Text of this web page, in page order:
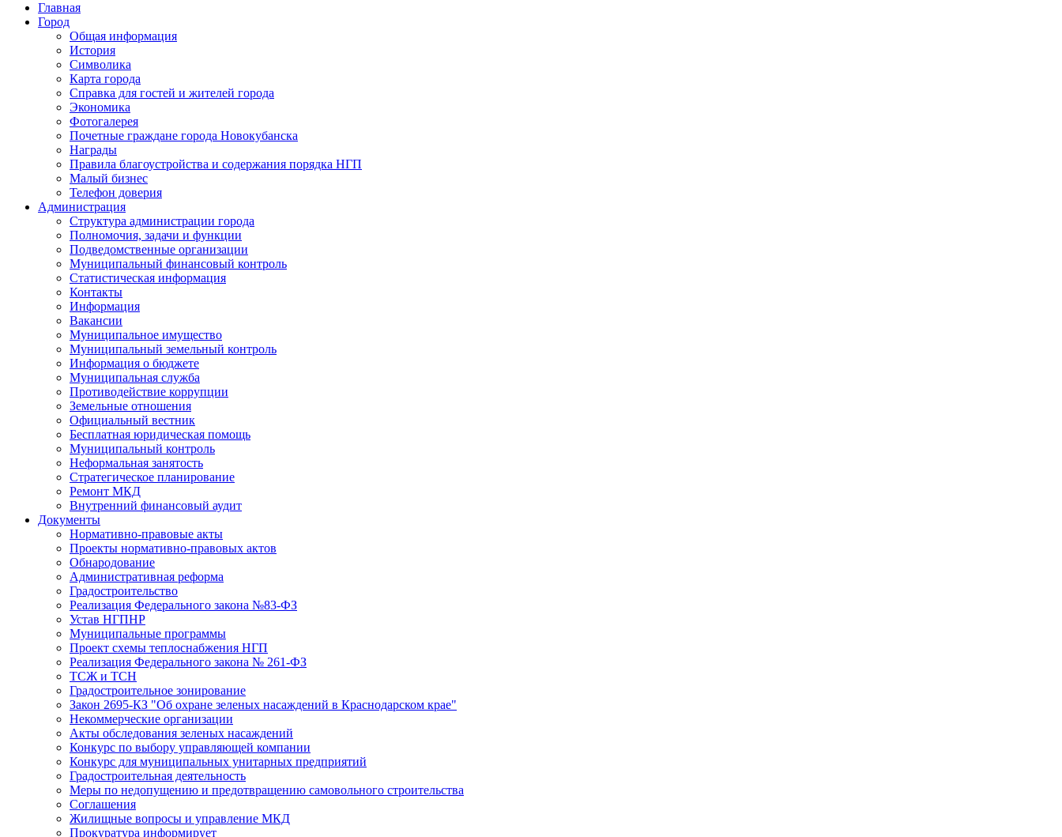
Главная
Город
Общая информация
История
Символика
Карта города
Справка для гостей и жителей города
Экономика
Фотогалерея
Почетные граждане города Новокубанска
Награды
Правила благоустройства и содержания порядка НГП
Малый бизнес
Телефон доверия
Администрация
Структура администрации города
Полномочия, задачи и функции
Подведомственные организации
Муниципальный финансовый контроль
Статистическая информация
Контакты
Информация
Вакансии
Муниципальное имущество
Муниципальный земельный контроль
Информация о бюджете
Муниципальная служба
Противодействие коррупции
Земельные отношения
Официальный вестник
Бесплатная юридическая помощь
Муниципальный контроль
Неформальная занятость
Стратегическое планирование
Ремонт МКД
Внутренний финансовый аудит
Документы
Нормативно-правовые акты
Проекты нормативно-правовых актов
Обнародование
Административная реформа
Градостроительство
Реализация Федерального закона №83-ФЗ
Устав НГПНР
Муниципальные программы
Проект схемы теплоснабжения НГП
Реализация Федерального закона № 261-ФЗ
ТСЖ и ТСН
Градостроительное зонирование
Закон 2695-КЗ "Об охране зеленых насаждений в Краснодарском крае"
Некоммерческие организации
Акты обследования зеленых насаждений
Конкурс по выбору управляющей компании
Конкурс для муниципальных унитарных предприятий
Градостроительная деятельность
Меры по недопущению и предотвращению самовольного строительства
Соглашения
Жилищные вопросы и управление МКД
Прокуратура информирует